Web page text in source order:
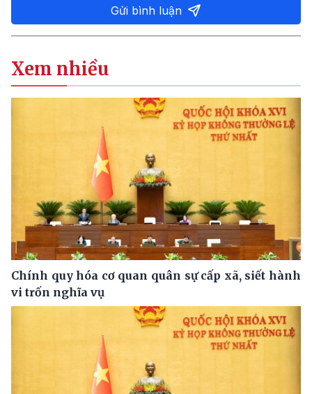
Gửi bình luận
Xem nhiều
Chính quy hóa cơ quan quân sự cấp xã, siết hành
vi trốn nghĩa vụ